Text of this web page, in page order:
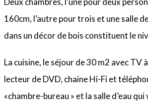
160cm, l’autre pour trois et une salle
dans un décor de bois constituent le
La cuisine, le séjour de 30 m2 avec TV
lecteur de DVD, chaine Hi-Fi et
«chambre-bureau » et la salle d’eau